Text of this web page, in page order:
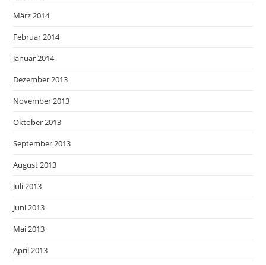
März 2014
Februar 2014
Januar 2014
Dezember 2013
November 2013
Oktober 2013
September 2013
August 2013
Juli 2013
Juni 2013
Mai 2013
April 2013